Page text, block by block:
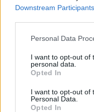
Downstream Participants
Please note that this
not limited to your visit
grant or deny consent
use your data for below
consent section.
Personal Data
I want to opt-out of
personal data.
Opted In
I want to opt-out of
Personal Data.
Opted In
Mexikói
Húsimádó•2019. március 12.